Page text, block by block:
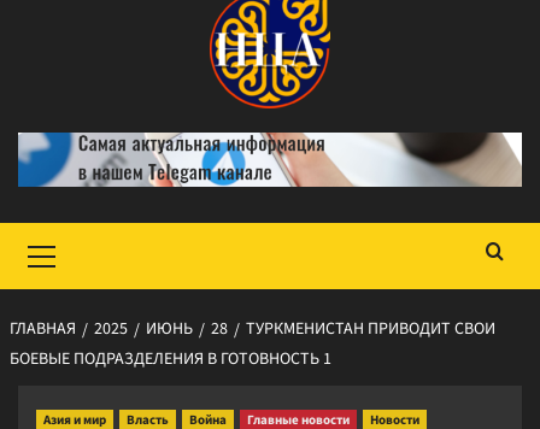
меню
ГЛАВНАЯ 2025 ИЮНЬ 28
ТУРКМЕНИСТАН ПРИВОДИТ СВОИ
БОЕВЫЕ ПОДРАЗДЕЛЕНИЯ В ГОТОВНОСТЬ 1
Азия и мир Власть Война Главные новости
Новости